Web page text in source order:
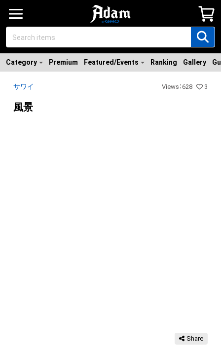
Category Premium Featured/Events Ranking Gallery
サワイ Views ：628 3
風景
Share